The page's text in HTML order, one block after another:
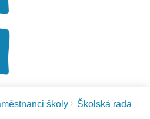
školy Školská rada